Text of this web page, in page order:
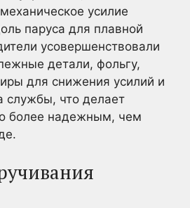
усилие
паруса для плавной
усовершенствовали
детали, фольгу,
для снижения усилий и
службы, что делает
более надежным, чем